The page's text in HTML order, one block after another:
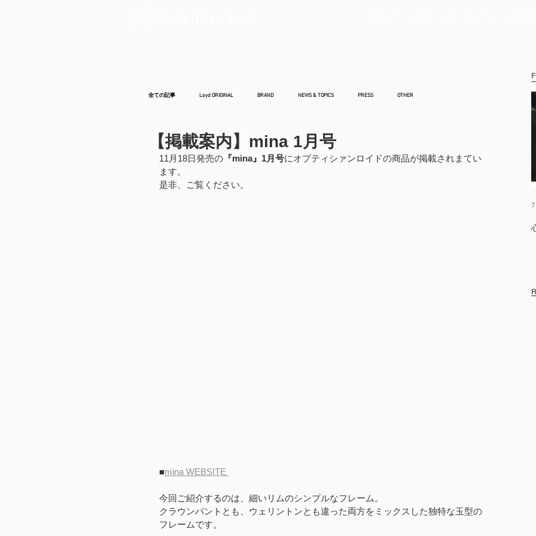
全ての記事 Loyd ORIGINAL BRAND NEWS & TOPICS PRESS OTHER
【掲載案内】mina 1月号
11月18日発売の 『mina』1月号にオプティシァンロイドの商品が掲載されまてい
ます。
是非、ご覧ください。
■mina WEBSITE
今回ご紹介するのは、細いリムのシンプルなフレーム。
クラウンパントとも、ウェリントンとも違った両方をミックスした独特な玉型の
フレームです。